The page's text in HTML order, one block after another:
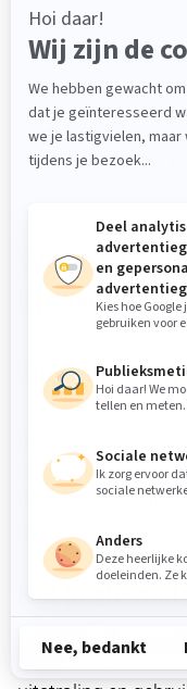
Veel stoelen
creëer je
perfect aansluit bij
mogelijkheden en
Waar
kiezen
Zitcomfort en
armleuningen
Probeer
Het juiste
Stoffen, leer en